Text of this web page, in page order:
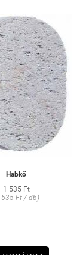
Habkő
1 535 Ft
535 Ft / db)